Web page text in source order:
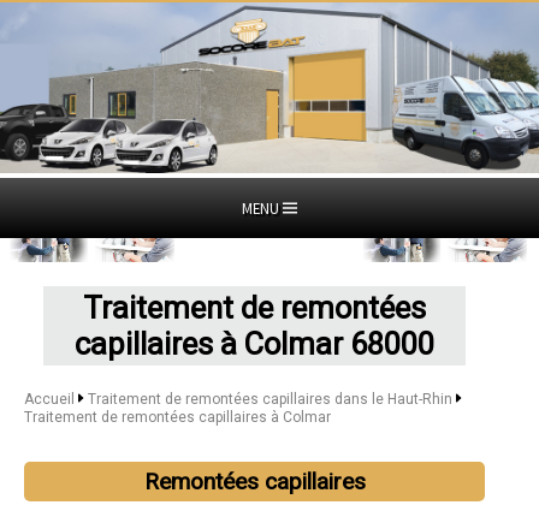
MENU
Traitement de remontées
capillaires à Colmar 68000
Accueil
Traitement de remontées capillaires dans le Haut-Rhin
Traitement de remontées capillaires à Colmar
Remontées capillaires